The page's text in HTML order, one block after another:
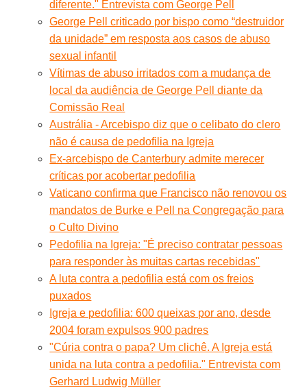
diferente." Entrevista com George Pell
George Pell criticado por bispo como “destruidor
da unidade” em resposta aos casos de abuso
sexual infantil
Vítimas de abuso irritados com a mudança de
local da audiência de George Pell diante da
Comissão Real
Austrália - Arcebispo diz que o celibato do clero
não é causa de pedofilia na Igreja
Ex-arcebispo de Canterbury admite merecer
críticas por acobertar pedofilia
Vaticano confirma que Francisco não renovou os
mandatos de Burke e Pell na Congregação para
o Culto Divino
Pedofilia na Igreja: "É preciso contratar pessoas
para responder às muitas cartas recebidas"
A luta contra a pedofilia está com os freios
puxados
Igreja e pedofilia: 600 queixas por ano, desde
2004 foram expulsos 900 padres
"Cúria contra o papa? Um clichê. A Igreja está
unida na luta contra a pedofilia." Entrevista com
Gerhard Ludwig Müller